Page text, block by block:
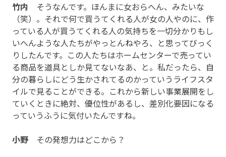
竹内 そうなんです。ほんまに女おらへん、みたいな
（笑）。それで何で買うてくれる人が女の人やのに、作
っている人が買うてくれる人の気持ちを一切分かりもし
いへんような人たちがやっとんねやろ、と思ってびっく
りしたんです。この人たちはホームセンターで売ってい
る商品を道具としか見てないなあ、と。私だったら、自
分の暮らしにどう生かされてるのかっていうライフスタ
イルで見ることができる。これから新しい事業展開をし
ていくときに絶対、優位性があるし、差別化要因になる
っていうふうに気付いたんですね。
小野 その発想力はどこから？